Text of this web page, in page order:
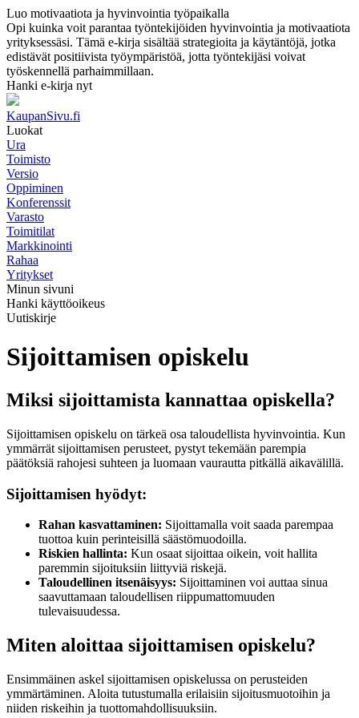
Luo motivaatiota ja hyvinvointia työpaikalla
Opi kuinka voit parantaa työntekijöiden hyvinvointia ja motivaatiota
yrityksessäsi. Tämä e-kirja sisältää strategioita ja käytäntöjä, jotka
edistävät positiivista työympäristöä, jotta työntekijäsi voivat
työskennellä parhaimmillaan.
Hanki e-kirja nyt
KaupanSivu.fi
Luokat
Ura
Toimisto
Versio
Oppiminen
Konferenssit
Varasto
Toimitilat
Markkinointi
Rahaa
Yritykset
Minun sivuni
Hanki käyttöoikeus
Uutiskirje
Sijoittamisen opiskelu
Miksi sijoittamista kannattaa opiskella?
Sijoittamisen opiskelu on tärkeä osa taloudellista hyvinvointia. Kun
ymmärrät sijoittamisen perusteet, pystyt tekemään parempia
päätöksiä rahojesi suhteen ja luomaan vaurautta pitkällä aikavälillä.
Sijoittamisen hyödyt:
Rahan kasvattaminen: Sijoittamalla voit saada parempaa
tuottoa kuin perinteisillä säästömuodoilla.
Riskien hallinta: Kun osaat sijoittaa oikein, voit hallita
paremmin sijoituksiin liittyviä riskejä.
Taloudellinen itsenäisyys: Sijoittaminen voi auttaa sinua
saavuttamaan taloudellisen riippumattomuuden
tulevaisuudessa.
Miten aloittaa sijoittamisen opiskelu?
Ensimmäinen askel sijoittamisen opiskelussa on perusteiden
ymmärtäminen. Aloita tutustumalla erilaisiin sijoitusmuotoihin ja
niiden riskeihin ja tuottomahdollisuuksiin.